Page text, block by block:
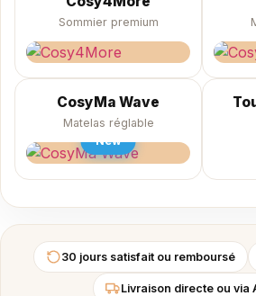
Sommier premium
CosyMa Wave
Matelas réglable
New
30 jours satisfait ou remboursé
Livraison directe ou via